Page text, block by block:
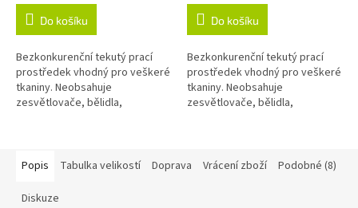
Do košíku
Bezkonkurenční tekutý prací
prostředek vhodný pro veškeré
tkaniny. Neobsahuje
zesvětlovače, bělidla,
Do košíku
Bezkonkurenční tekutý prací
prostředek vhodný pro veškeré
tkaniny. Neobsahuje
zesvětlovače, bělidla,
Popis
Tabulka velikostí Doprava Vrácení zboží Podobné (8)
Diskuze